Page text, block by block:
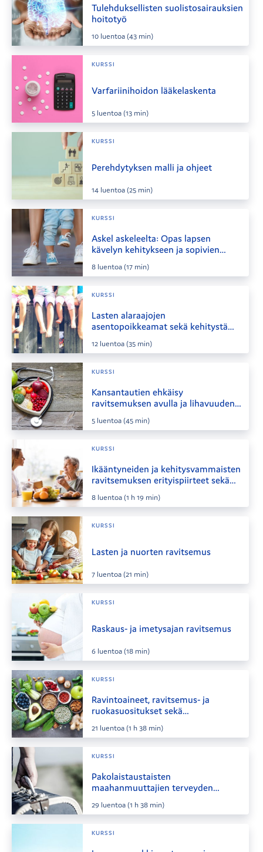
Tulehduksellisten suolistosairauksien
hoitotyö
10 luentoa(43 min)
KURSSI
Varfariinihoidon lääkelaskenta
5 luentoa(13 min)
KURSSI
Perehdytyksen malli ja ohjeet
14 luentoa(25 min)
KURSSI
Askel askeleelta: Opas lapsen
kävelyn kehitykseen ja sopivien
8 luentoa(17 min)
KURSSI
Lasten alaraajojen
asentopoikkeamat sekä kehitystä
12 luentoa(35 min)
KURSSI
Kansantautien ehkäisy
ravitsemuksen avulla ja lihavuuden
5 luentoa(45 min)
KURSSI
Ikääntyneiden ja kehitysvammaisten
ravitsemuksen erityispiirteet sekä
8 luentoa(1 h 19 min)
KURSSI
Lasten ja nuorten ravitsemus
7 luentoa(21 min)
KURSSI
Raskaus- ja imetysajan ravitsemus
6 luentoa(18 min)
KURSSI
Ravintoaineet, ravitsemus- ja
ruokasuositukset sekä
21 luentoa(1 h 38 min)
KURSSI
Pakolaistaustaisten
maahanmuuttajien terveyden
29 luentoa(1 h 38 min)
KURSSI